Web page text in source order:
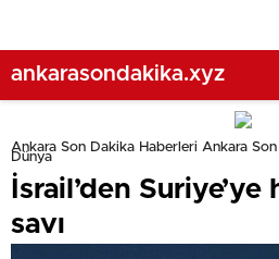
ankarasondakika.xyz
Ankara Son Dakika Haberleri Ankara
Dünya
İsrail’den Suriye’ye
savı